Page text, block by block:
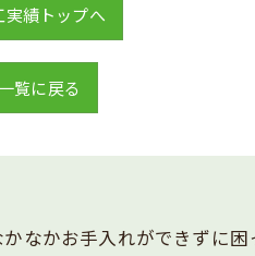
実績トップへ
一覧に戻る
なかお手入れができずに